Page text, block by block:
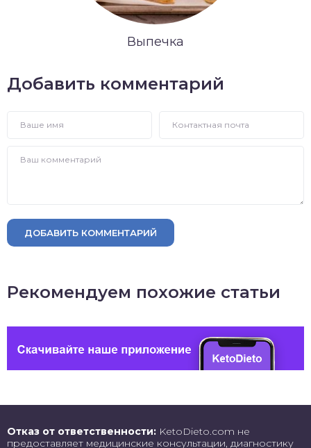
Выпечка
Добавить комментарий
ДОБАВИТЬ КОММЕНТАРИЙ
Рекомендуем похожие статьи
Отказ от ответственности: KetoDieto.com не
предоставляет медицинские консультации, диагностику